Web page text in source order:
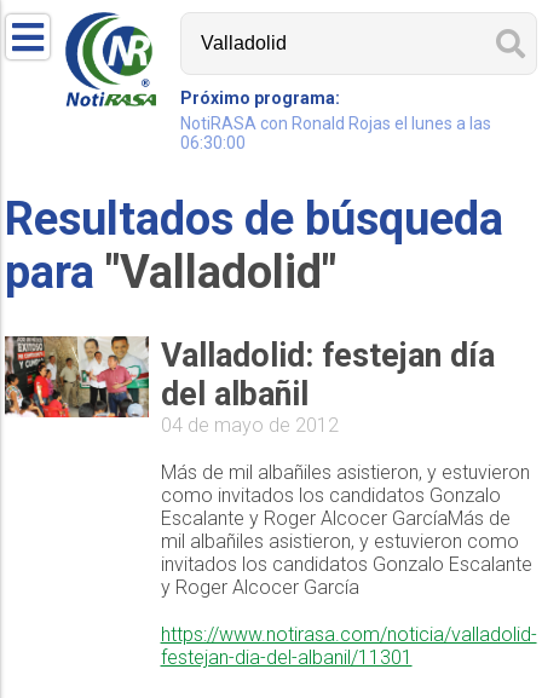
Próximo programa:
NotiRASA con Ronald Rojas el lunes a las
06:30:00
Resultados de búsqueda
para "Valladolid"
Valladolid: festejan día
del albañil
04 de mayo de 2012
Más de mil albañiles asistieron, y estuvieron
como invitados los candidatos Gonzalo
Escalante y Roger Alcocer GarcíaMás de
mil albañiles asistieron, y estuvieron como
invitados los candidatos Gonzalo Escalante
y Roger Alcocer García
https://www.notirasa.com/noticia/valladolid-
festejan-dia-del-albanil/11301